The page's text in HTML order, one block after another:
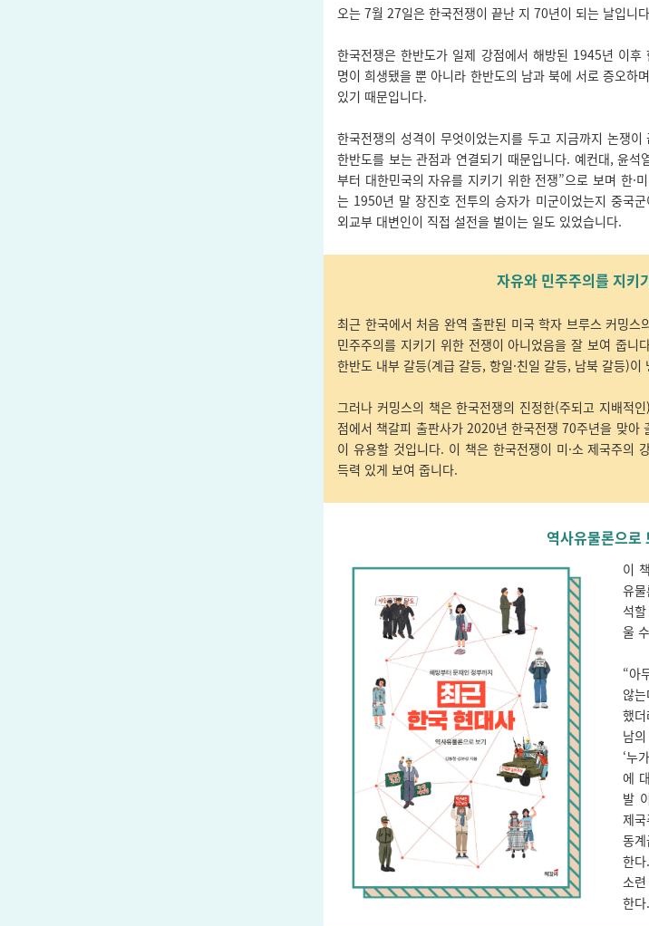
오는 7월 27일은 한국전쟁이 끝난 지 70년이 되는 날입니
한국전쟁은 한반도가 일제 강점에서 해방된 1945년 이
명이 희생됐을 뿐 아니라 한반도의 남과 북에 서로 증오하
있기 때문입니다.
한국전쟁의 성격이 무엇이었는지를 두고 지금까지 논쟁
한반도를 보는 관점과 연결되기 때문입니다. 예컨대, 윤
부터 대한민국의 자유를 지키기 위한 전쟁”으로 보며 한·
는 1950년 말 장진호 전투의 승자가 미군이었는지 중국
외교부 대변인이 직접 설전을 벌이는 일도 있었습니다.
자유와 민주주의를 지키
최근 한국에서 처음 완역 출판된 미국 학자 브루스 커밍
민주주의를 지키기 위한 전쟁이 아니었음을 잘 보여 줍니
한반도 내부 갈등(계급 갈등, 항일·친일 갈등, 남북 갈등)
그러나 커밍스의 책은 한국전쟁의 진정한(주되고 지배적
점에서 책갈피 출판사가 2020년 한국전쟁 70주년을 맞아
이 유용할 것입니다. 이 책은 한국전쟁이 미·소 제국주의
득력 있게 보여 줍니다.
역사유물론으로
이
유
석
울
“아
않
했
남
‘누
에
발
제
동
한
소
한다